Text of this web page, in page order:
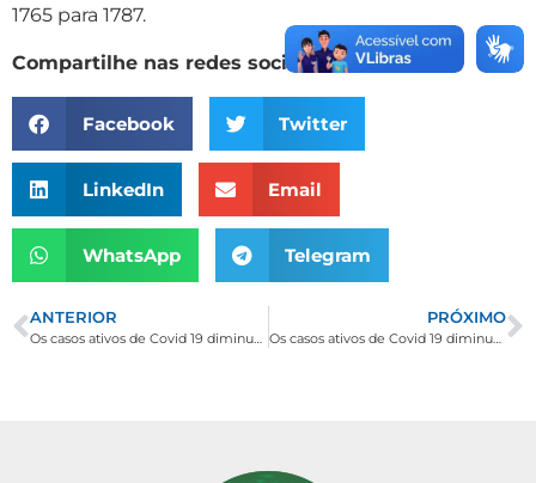
1765 para 1787.
Compartilhe nas redes sociais
Facebook Twitter
LinkedIn Email
WhatsApp Telegram
ANTERIOR
Os casos ativos de Covid 19 diminuem para 53
PRÓXIMO
Os casos ativos de Covid 19 diminuem para 40